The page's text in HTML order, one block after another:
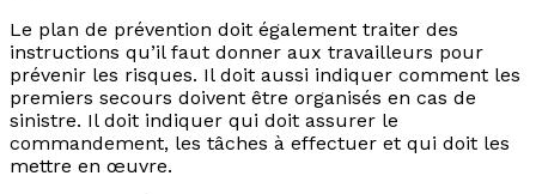
Le plan de prévention doit également traiter des
instructions qu’il faut donner aux travailleurs pour
prévenir les risques. Il doit aussi indiquer comment les
premiers secours doivent être organisés en cas de
sinistre. Il doit indiquer qui doit assurer le
commandement, les tâches à effectuer et qui doit les
mettre en œuvre.